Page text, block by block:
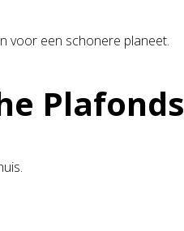
voor een schonere planeet.
Plafonds